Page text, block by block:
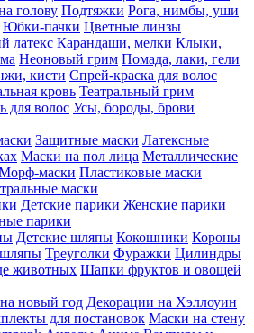
голову Подтяжки Рога, нимбы, уши
Юбки-пачки Цветные линзы
латекс Карандаши, мелки Клыки,
Неоновый грим Помада, лаки, гели
кисти Спрей-краска для волос
кровь Театральный грим
для волос Усы, бороды, брови
Защитные маски Латексные
Маски на пол лица Металлические
маски Пластиковые маски
маски
Детские парики Женские парики
парики
Детские шляпы Кокошники Короны
Треуголки Фуражки Цилиндры
животных Шапки фруктов и овощей
новый год Декорации на Хэллоуин
для постановок Маски на стену